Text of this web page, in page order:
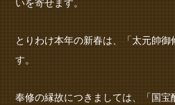
いを寄せます。
とりわけ本年の新春は、「太元帥
す。
奉修の縁故につきましては、「国宝